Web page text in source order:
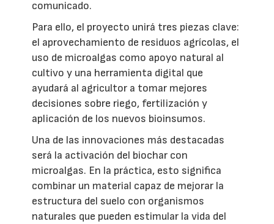
comunicado.
Para ello, el proyecto unirá tres piezas clave:
el aprovechamiento de residuos agrícolas, el
uso de microalgas como apoyo natural al
cultivo y una herramienta digital que
ayudará al agricultor a tomar mejores
decisiones sobre riego, fertilización y
aplicación de los nuevos bioinsumos.
Una de las innovaciones más destacadas
será la activación del biochar con
microalgas. En la práctica, esto significa
combinar un material capaz de mejorar la
estructura del suelo con organismos
naturales que pueden estimular la vida del